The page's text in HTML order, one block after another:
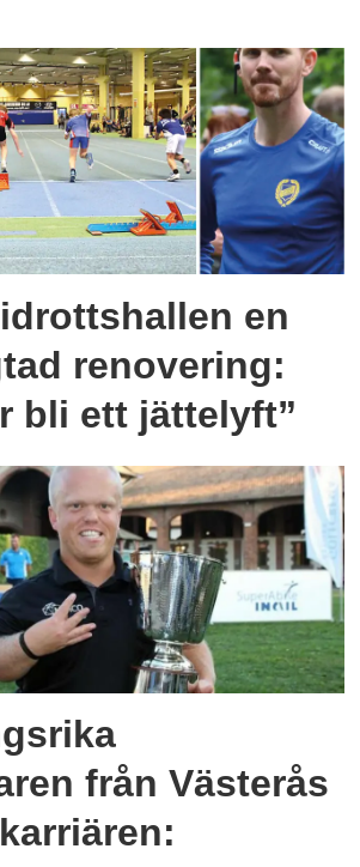
en
renovering:
bli ett jättelyft”
från Västerås